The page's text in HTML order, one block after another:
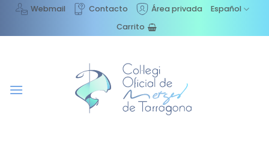
Saltar
contenido
Webmail Contacto Área privada
Español
Carrito